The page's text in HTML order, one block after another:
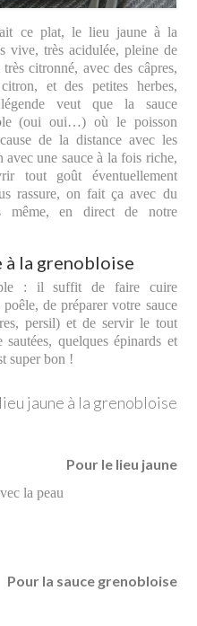
ce plat, le lieu jaune à la
vive, très acidulée, pleine de
citronné, avec des câpres,
et des petites herbes,
veut que la sauce
(oui oui…) où le poisson
de la distance avec les
une sauce à la fois riche,
tout goût éventuellement
rassure, on fait ça avec du
même, en direct de notre
à la grenobloise
: il suffit de faire cuire
de préparer votre sauce
persil) et de servir le tout
quelques épinards et
super bon !
jaune à la grenobloise
Pour le lieu jaune
la peau
Pour la sauce grenobloise